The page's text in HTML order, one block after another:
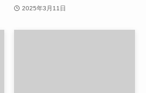
2025年3月11日